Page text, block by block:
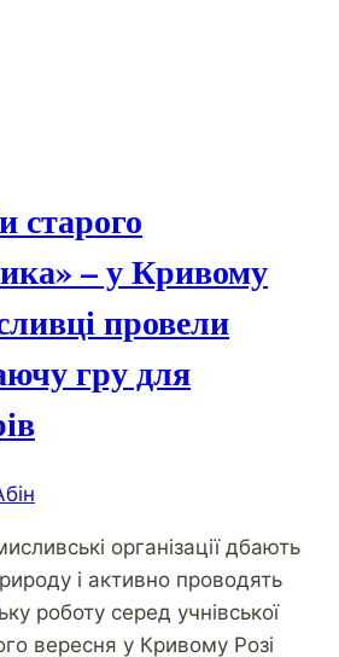
старого
– у Кривому
провели
гру для
організації дбають
і активно проводять
роботу серед учнівської
вересня у Кривому Розі